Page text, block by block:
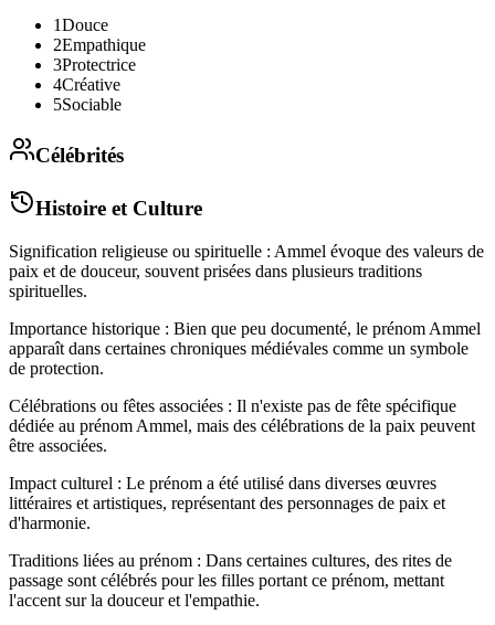
1Douce
2Empathique
3Protectrice
4Créative
5Sociable
Célébrités
Histoire et Culture
Signification religieuse ou spirituelle : Ammel évoque des valeurs de
paix et de douceur, souvent prisées dans plusieurs traditions
spirituelles.
Importance historique : Bien que peu documenté, le prénom Ammel
apparaît dans certaines chroniques médiévales comme un symbole
de protection.
Célébrations ou fêtes associées : Il n'existe pas de fête spécifique
dédiée au prénom Ammel, mais des célébrations de la paix peuvent
être associées.
Impact culturel : Le prénom a été utilisé dans diverses œuvres
littéraires et artistiques, représentant des personnages de paix et
d'harmonie.
Traditions liées au prénom : Dans certaines cultures, des rites de
passage sont célébrés pour les filles portant ce prénom, mettant
l'accent sur la douceur et l'empathie.